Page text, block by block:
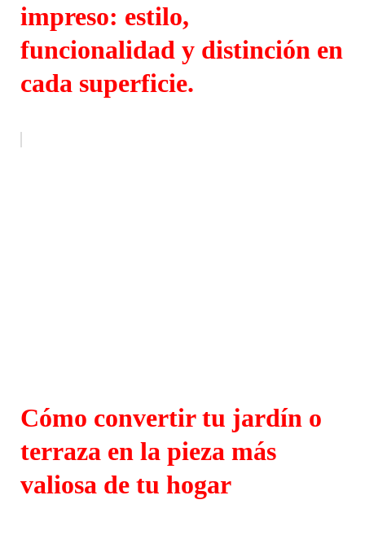
impreso: estilo,
funcionalidad y distinción en
cada superficie.
Cómo convertir tu jardín o
terraza en la pieza más
valiosa de tu hogar